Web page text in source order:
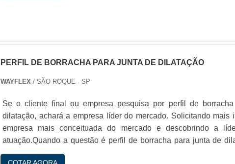
PERFIL DE BORRACHA PARA JUNTA DE DILATAÇÃO
WAYFLEX / SÃO ROQUE - SP
Se o cliente final ou empresa pesquisa por perfil de
dilatação, achará a empresa líder do mercado. Solicitando mais
empresa mais conceituada do mercado e descobrindo a
atuação.Quando a questão é perfil de borracha para junta de
colaboradores da WayFlex conseguirá assertividade com
COTAR AGORA